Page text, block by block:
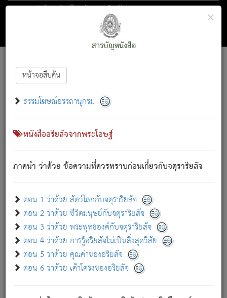
ตอน 1 ว่าด้วย สัตว์โลกกับจตุราริยสัจ
สารบัญ×
สารบัญหนังสือ
หน้าจอสืบค้น
ธรรมโฆษณ์อรรถานุกรม
หนังสืออริยสัจจากพระโอษฐ์
ภาคนำ ว่าด้วย ข้อความที่ควรทราบก่อนเกี่ยวกับจตุราริยสัจ
ตอน 1 ว่าด้วย สัตว์โลกกับจตุราริยสัจ
ตอน 2 ว่าด้วย ชีวิตมนุษย์กับจตุราริยสัจ
ตอน 3 ว่าด้วย พระพุทธองค์กับจตุราริยสัจ
ตอน 4 ว่าด้วย การรู้อริยสัจไม่เป็นสิ่งสุดวิสัย
ตอน 5 ว่าด้วย คุณค่าของอริยสัจ
ตอน 6 ว่าด้วย เค้าโครงของอริยสัจ
Font :15 ]||
สัตว์โลกนี้ เกิดความเดือดร้อนแล้ว มีผัสสะบังหน้า
เขาสำคัญสิ่งใด โดยความเป็นประการใด แต่สิ่งนั้นย่อมเป็น
(ตามที่เป็นจริง) โดยประการอื่นจากที่เขาสำคัญนั้น
สัตว์โลกติดข้องอยู่ในภพ ถูกภพบังหน้าแล้ว มีภพโดยความ
เป็นอย่างอื่น (จากที่มันเป็นอยู่จริง) จึงได้เพลิดเพลินยิ่งนักในภพ
เขาเพลิดเพลินยิ่งนักในสิ่งใด สิ่งนั้นเป็นภัย (ที่เขาไม่รู้จัก)
เขากลัวต่อสิ่งใดสิ่งนั้นเป็นทุกข์
พรหมจรรย์นี้ อันบุคคลย่อมประพฤติ ก็เพื่อการละขาดซึ่ง
ภพ.
สมณะหรือพราหมณ์เหล่าใด กล่าวความหลุดพ้นจากภพว่า
มีได้เพราะภพ เรากล่าวว่า สมณะหรือพราหมณ์ทั้งปวงนั้น
มิใช่ผู้หลดพ้นจากภพ.